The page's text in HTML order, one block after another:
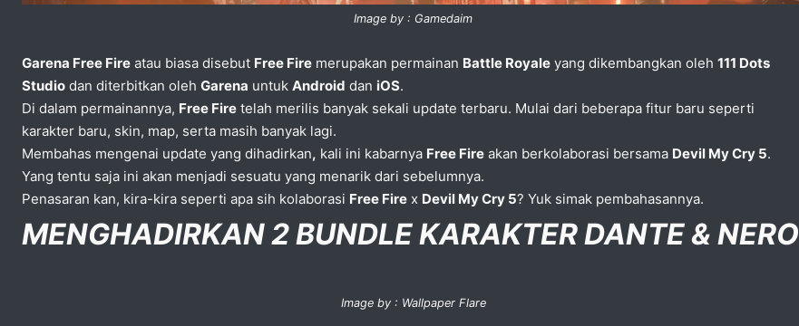
Image by : Gamedaim
Garena Free Fire atau biasa disebut Free Fire merupakan permainan Battle Royale yang dikembangkan oleh 111 Dots
Studio dan diterbitkan oleh Garena untuk Android dan iOS.
Di dalam permainannya, Free Fire telah merilis banyak sekali update terbaru. Mulai dari beberapa fitur baru seperti
karakter baru, skin, map, serta masih banyak lagi.
Membahas mengenai update yang dihadirkan, kali ini kabarnya Free Fire akan berkolaborasi bersama Devil My Cry 5.
Yang tentu saja ini akan menjadi sesuatu yang menarik dari sebelumnya.
Penasaran kan, kira-kira seperti apa sih kolaborasi Free Fire x Devil My Cry 5? Yuk simak pembahasannya.
MENGHADIRKAN 2 BUNDLE KARAKTER DANTE & NERO
Image by : Wallpaper Flare